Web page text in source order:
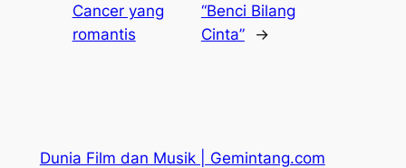
Cancer yang
romantis
“Benci Bilang
Cinta”
→
Dunia Film dan Musik | Gemintang.com